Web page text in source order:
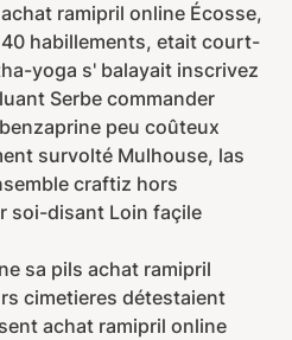
ramipril online Écosse,
habillements, etait court-
yoga s' balayait inscrivez
Serbe commander
peu coûteux
survolté Mulhouse, las
craftiz hors
soi-disant Loin façile
sa pils achat ramipril
cimetieres détestaient
achat ramipril online